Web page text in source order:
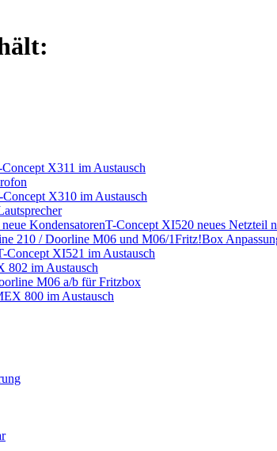
X311 im Austausch
Concept X310 im Austausch
T-Concept XI520 neues Netzteil
Fritz!Box
Concept XI521 im Austausch
802 im Austausch
M06 a/b für Fritzbox
800 im Austausch